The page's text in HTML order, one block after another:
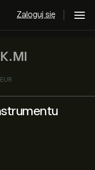
Zaloguj się